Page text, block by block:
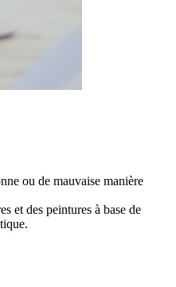
ou de mauvaise manière
et des peintures à base de